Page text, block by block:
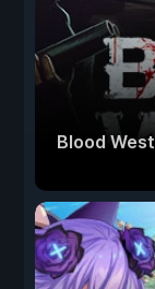
Blood West